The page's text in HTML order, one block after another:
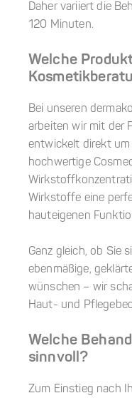
Daher variiert die
120 Minuten.
Welche
Bei unseren
arbeiten wir mit der
entwickelt direkt um
hochwertige
Wirkstoffe eine
hauteigenen
Ganz gleich, ob Sie
ebenmäßige,
wünschen – wir
Haut- und
Welche
sinnvoll?
Zum Einstieg nach